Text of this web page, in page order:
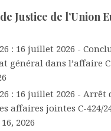
Justice de l’Union
: 16 juillet 2026 -
général dans l’affaire
: 16 juillet 2026 - Arrêt
affaires jointes C-424/
2026